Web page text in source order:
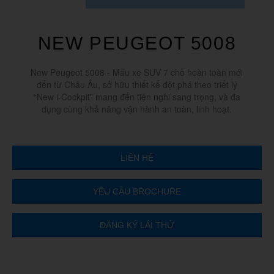
NEW PEUGEOT 5008
New Peugeot 5008 - Mẫu xe SUV 7 chỗ hoàn toàn mới
đến từ Châu Âu, sở hữu thiết kế đột phá theo triết lý
“New i-Cockpit” mang đến tiện nghi sang trọng, và đa
dụng cùng khả năng vận hành an toàn, linh hoạt.
LIÊN HỆ
YÊU CẦU BROCHURE
ĐĂNG KÝ LÁI THỬ